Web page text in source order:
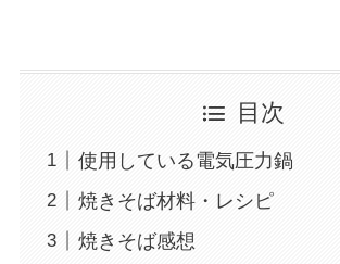
目次
使用している電気圧力鍋
焼きそば材料・レシピ
焼きそば感想